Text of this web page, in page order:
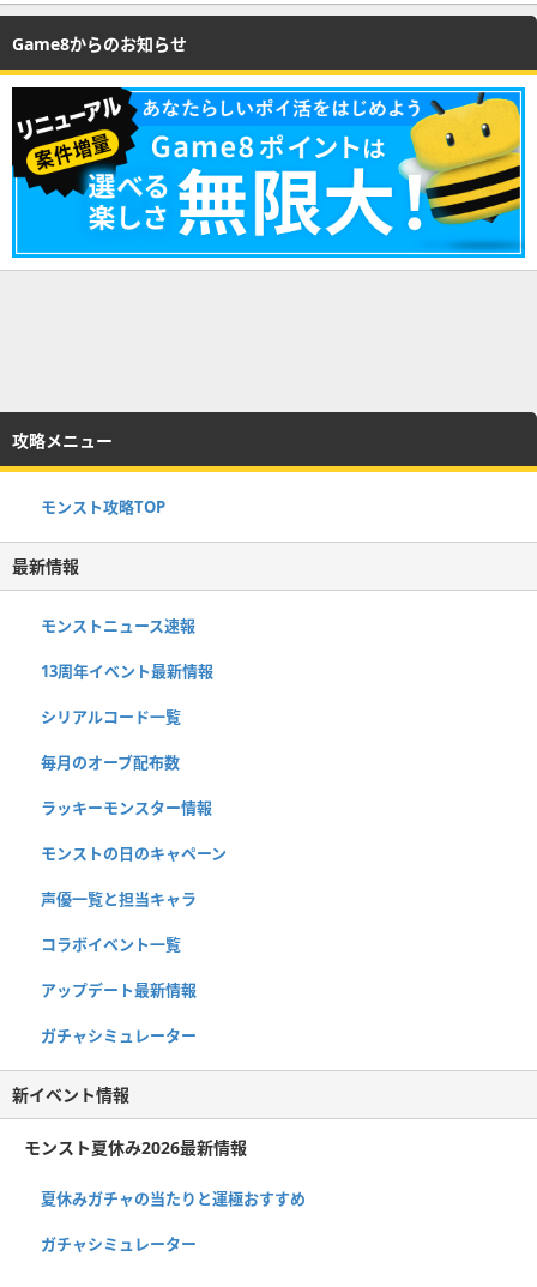
Game8からのお知らせ
攻略メニュー
モンスト攻略TOP
最新情報
モンストニュース速報
13周年イベント最新情報
シリアルコード一覧
毎月のオーブ配布数
ラッキーモンスター情報
モンストの日のキャペーン
声優一覧と担当キャラ
コラボイベント一覧
アップデート最新情報
ガチャシミュレーター
新イベント情報
モンスト夏休み2026最新情報
夏休みガチャの当たりと運極おすすめ
ガチャシミュレーター